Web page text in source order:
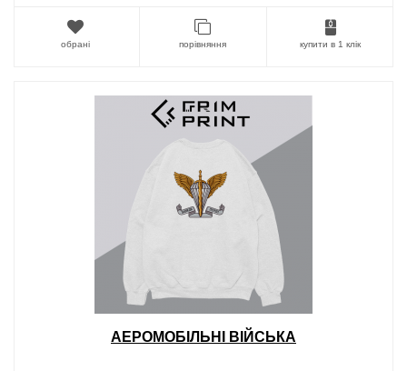
обрані порівняння купити в 1 клік
АЕРОМОБІЛЬНІ ВІЙСЬКА